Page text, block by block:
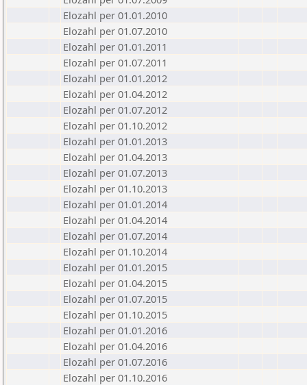
Elozahl per 01.01.2010
Elozahl per 01.07.2010
Elozahl per 01.01.2011
Elozahl per 01.07.2011
Elozahl per 01.01.2012
Elozahl per 01.04.2012
Elozahl per 01.07.2012
Elozahl per 01.10.2012
Elozahl per 01.01.2013
Elozahl per 01.04.2013
Elozahl per 01.07.2013
Elozahl per 01.10.2013
Elozahl per 01.01.2014
Elozahl per 01.04.2014
Elozahl per 01.07.2014
Elozahl per 01.10.2014
Elozahl per 01.01.2015
Elozahl per 01.04.2015
Elozahl per 01.07.2015
Elozahl per 01.10.2015
Elozahl per 01.01.2016
Elozahl per 01.04.2016
Elozahl per 01.07.2016
Elozahl per 01.10.2016